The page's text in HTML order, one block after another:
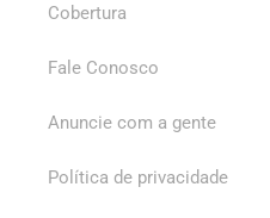
Cobertura
Fale Conosco
Anuncie com a gente
Política de privacidade